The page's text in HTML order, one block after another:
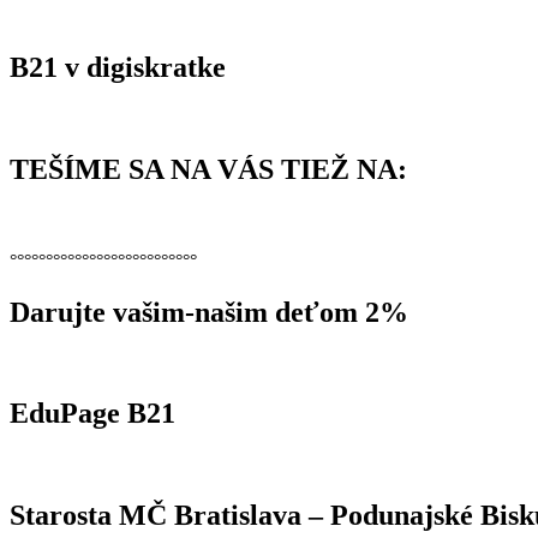
B21 v digiskratke
TEŠÍME SA NA VÁS TIEŽ NA:
°°°°°°°°°°°°°°°°°°°°°°°°°°
Darujte vašim-našim deťom 2%
EduPage B21
Starosta MČ Bratislava – Podunajské